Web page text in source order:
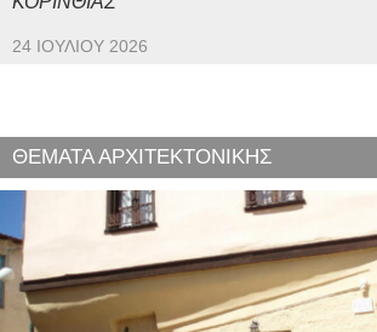
24 ΙΟΥΛΊΟΥ 2026
ΘΕΜΑΤΑ ΑΡΧΙΤΕΚΤΟΝΙΚΗΣ